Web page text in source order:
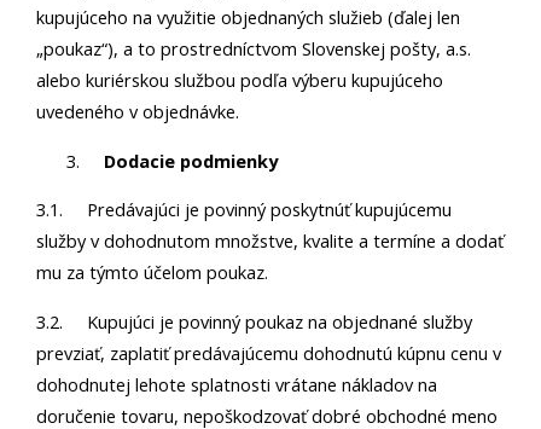
kupujúceho na využitie objednaných služieb (ďalej len
„poukaz“), a to prostredníctvom Slovenskej pošty, a.s.
alebo kuriérskou službou podľa výberu kupujúceho
uvedeného v objednávke.
Dodacie podmienky
3.1. Predávajúci je povinný poskytnúť kupujúcemu
služby v dohodnutom množstve, kvalite a termíne a dodať
mu za týmto účelom poukaz.
3.2. Kupujúci je povinný poukaz na objednané služby
prevziať, zaplatiť predávajúcemu dohodnutú kúpnu cenu v
dohodnutej lehote splatnosti vrátane nákladov na
doručenie tovaru, nepoškodzovať dobré obchodné meno